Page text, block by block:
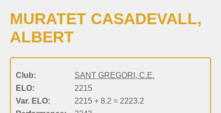
MURATET CASADEVALL,
ALBERT
Club:
SANT GREGORI, C.E.
ELO:
2215
Var. ELO:
2215 + 8.2 = 2223.2